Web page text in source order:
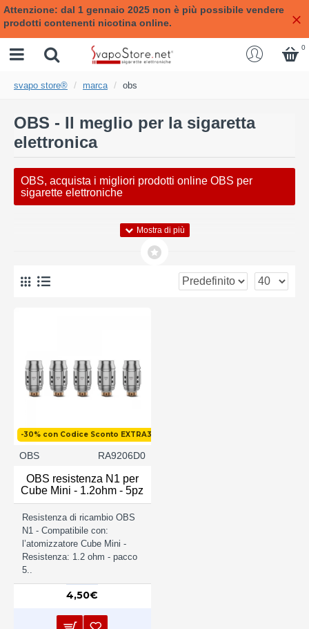
Attenzione: dal 1 gennaio 2025 non è più possibile vendere
prodotti contenenti nicotina online.
0
svapo store® marca obs
OBS - Il meglio per la sigaretta
elettronica
OBS, acquista i migliori prodotti online OBS per
sigarette elettroniche
-30% con Codice Sconto EXTRA30
OBS RA9206D0
OBS resistenza N1 per
Cube Mini - 1.2ohm - 5pz
Resistenza di ricambio OBS
N1 - Compatibile con:
l’atomizzatore Cube Mini -
Resistenza: 1.2 ohm - pacco
5..
4,50€